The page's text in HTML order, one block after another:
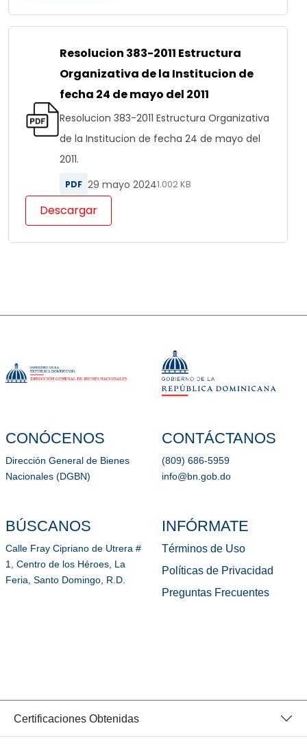
Resolucion 383-2011 Estructura
Organizativa de la Institucion de
fecha 24 de mayo del 2011
Resolucion 383-2011 Estructura Organizativa
de la Institucion de fecha 24 de mayo del
2011.
PDF 29 mayo 20241.002 KB
Descargar
CONÓCENOS
Dirección General de Bienes
Nacionales (DGBN)
BÚSCANOS
Calle Fray Cipriano de Utrera #
1, Centro de los Héroes, La
Feria, Santo Domingo, R.D.
CONTÁCTANOS
(809) 686-5959
info@bn.gob.do
INFÓRMATE
Términos de Uso
Políticas de Privacidad
Preguntas Frecuentes
Certificaciones Obtenidas